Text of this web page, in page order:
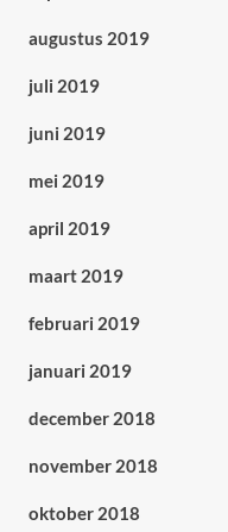
augustus 2019
juli 2019
juni 2019
mei 2019
april 2019
maart 2019
februari 2019
januari 2019
december 2018
november 2018
oktober 2018